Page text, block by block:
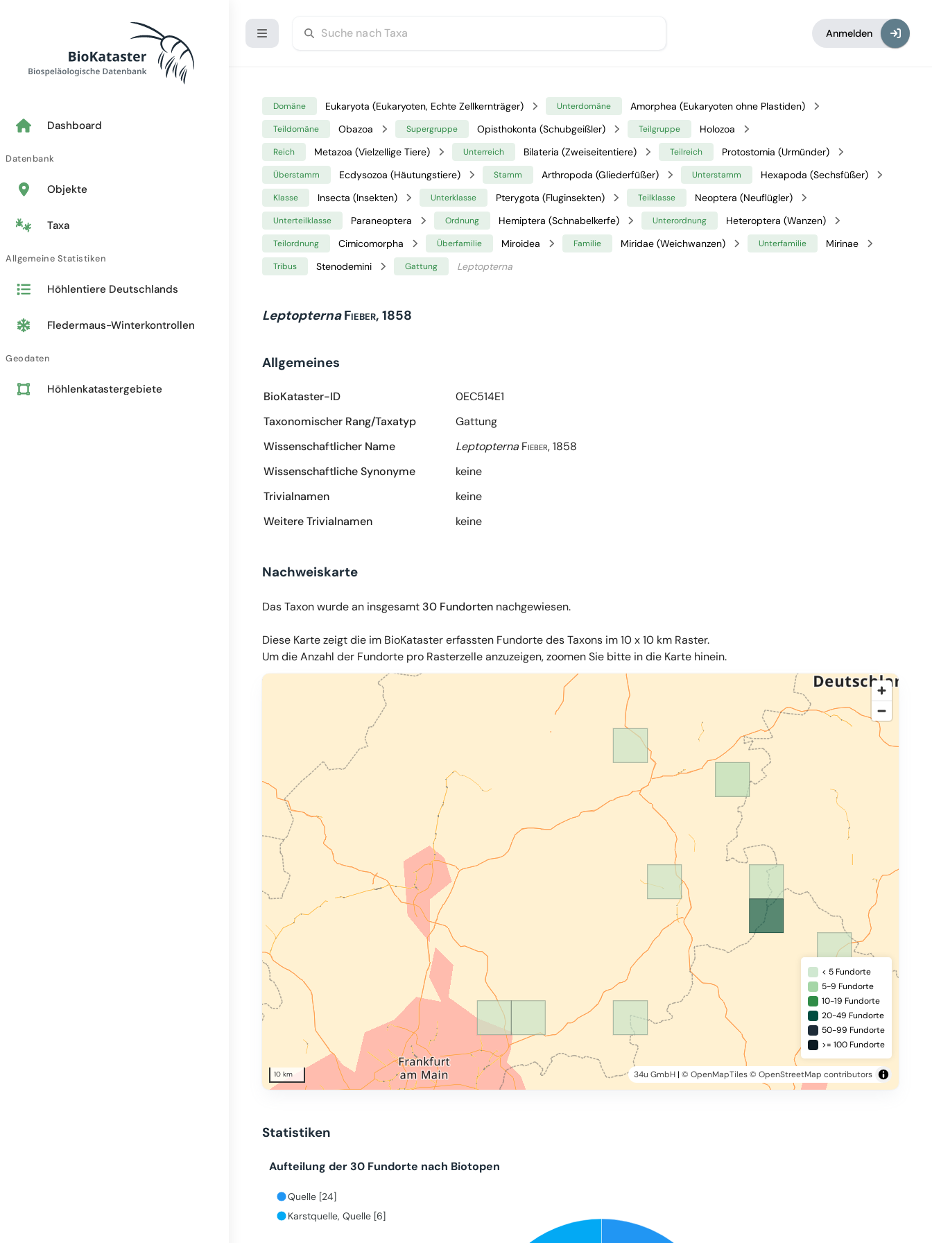
Dashboard
Datenbank
Objekte
Taxa
Allgemeine Statistiken
Höhlentiere Deutschlands
Fledermaus-Winterkontrollen
Geodaten
Höhlenkatastergebiete
Anmelden
Domäne Eukaryota (Eukaryoten, Echte Zellkernträger) Unterdomäne Amorphea (Eukaryoten ohne Plastiden)
Teildomäne Obazoa Supergruppe Opisthokonta (Schubgeißler) Teilgruppe Holozoa
Reich Metazoa (Vielzellige Tiere) Unterreich Bilateria (Zweiseitentiere) Teilreich Protostomia (Urmünder)
Überstamm Ecdysozoa (Häutungstiere) Stamm Arthropoda (Gliederfüßer) Unterstamm Hexapoda (Sechsfüßer)
Klasse Insecta (Insekten) Unterklasse Pterygota (Fluginsekten) Teilklasse Neoptera (Neuflügler)
Unterteilklasse Paraneoptera Ordnung Hemiptera (Schnabelkerfe) Unterordnung Heteroptera (Wanzen)
Teilordnung Cimicomorpha Überfamilie Miroidea Familie Miridae (Weichwanzen) Unterfamilie Mirinae
Tribus Stenodemini Gattung Leptopterna
Leptopterna Fieber, 1858
Allgemeines
BioKataster-ID
0EC514E1
Taxonomischer Rang/Taxatyp
Gattung
Wissenschaftlicher Name
Leptopterna Fieber, 1858
Wissenschaftliche Synonyme
keine
Trivialnamen
keine
Weitere Trivialnamen
keine
Nachweiskarte
Das Taxon wurde an insgesamt 30 Fundorten nachgewiesen.
Diese Karte zeigt die im BioKataster erfassten Fundorte des Taxons im 10 x 10 km Raster.
Um die Anzahl der Fundorte pro Rasterzelle anzuzeigen, zoomen Sie bitte in die Karte hinein.
© OpenMapTiles OpenStreetMap 34u GmbH
10 km 34u GmbH| © OpenMapTiles© OpenStreetMap contributors
< 5 Fundorte
5-9 Fundorte
10-19 Fundorte
20-49 Fundorte
50-99 Fundorte
>= 100 Fundorte
Statistiken
Aufteilung der 30 Fundorte nach Biotopen
Quelle [24]
Karstquelle, Quelle [6]